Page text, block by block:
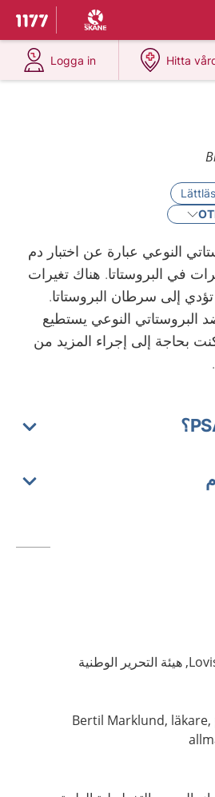
To start page for 1177
Du har valt region
Logga in
at 1177.se
Hitta
at
النوعي عبارة عن اختبار دم
في البروستاتا. هناك تغيرات
إلى سرطان البروستاتا.
البروستاتي النوعي يستطيع
بحاجة إلى إجراء المزيد من
Bertil Marklund,